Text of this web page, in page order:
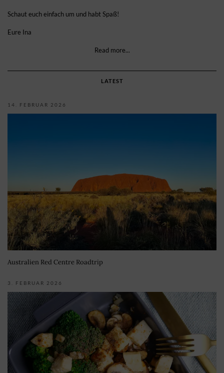
Schaut euch einfach um und habt Spaß!
Eure Ina
Read more...
LATEST
14. FEBRUAR 2026
Australien Red Centre Roadtrip
3. FEBRUAR 2026